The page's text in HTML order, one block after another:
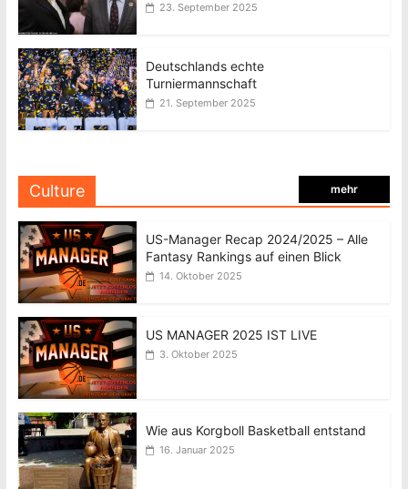
23. September 2025
Deutschlands echte
Turniermannschaft
21. September 2025
Culture mehr
US-Manager Recap 2024/2025 – Alle
Fantasy Rankings auf einen Blick
14. Oktober 2025
US MANAGER 2025 IST LIVE
3. Oktober 2025
Wie aus Korgboll Basketball entstand
16. Januar 2025